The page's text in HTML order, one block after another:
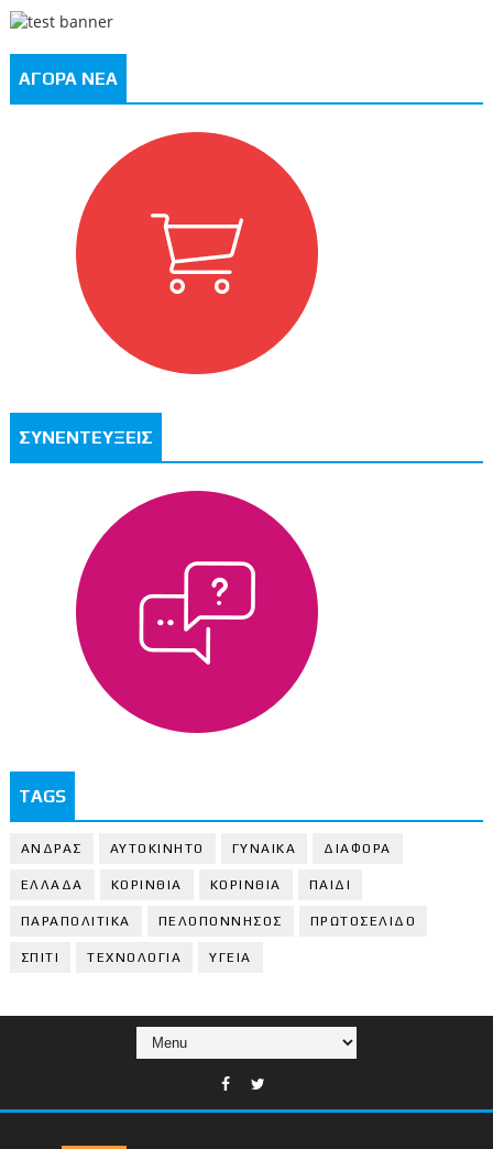
ΑΓΟΡΑ ΝΕΑ
ΣΥΝΕΝΤΕΥΞΕΙΣ
TAGS
ΑΝΔΡΑΣ ΑΥΤΟΚΙΝΗΤΟ ΓΥΝΑΙΚΑ ΔΙΑΦΟΡΑ
ΕΛΛΑΔΑ ΚΟΡΙΝΘΙΑ ΚΟΡΙΝΘΙA ΠΑΙΔΙ
ΠΑΡΑΠΟΛΙΤΙΚΑ ΠΕΛΟΠΟΝΝΗΣΟΣ ΠΡΩΤΟΣΕΛΙΔΟ
ΣΠΙΤΙ ΤΕΧΝΟΛΟΓΙΑ ΥΓΕΙΑ